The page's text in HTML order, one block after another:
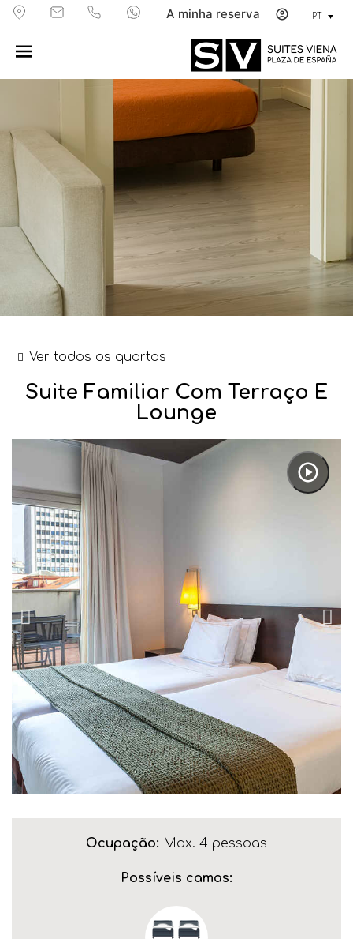
A minha reserva PT
Ver todos os quartos
Suite Familiar Com Terraço E
Lounge
Ocupação: Max. 4 pessoas
Possíveis camas: